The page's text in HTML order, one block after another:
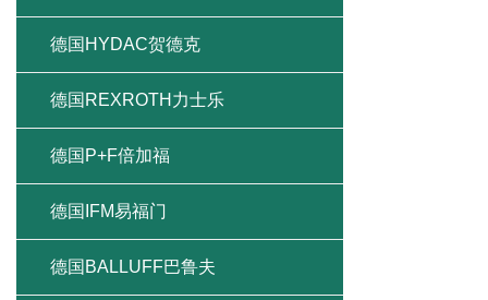
德国HYDAC贺德克
德国REXROTH力士乐
德国P+F倍加福
德国IFM易福门
德国BALLUFF巴鲁夫